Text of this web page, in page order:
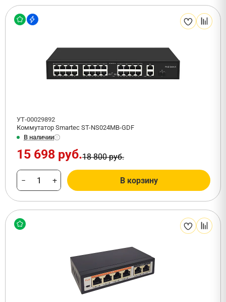
УТ-00029892
Коммутатор Smartec ST-NS024MB-GDF
В наличии
15 698 руб.18 800 руб.
− + В корзину